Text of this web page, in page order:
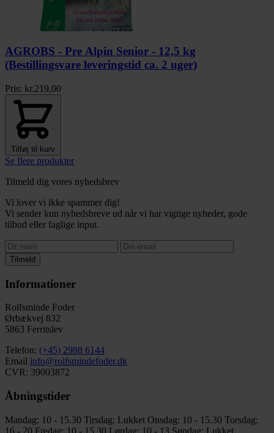
AGROBS - Pre Alpin Senior - 12,5 kg
(Bestillingsvare leveringstid ca. 2 uger)
Pris: kr.219,00
Tilføj til kurv
Se flere produkter
Tilmeld dig vores nyhedsbrev
Vi lover vi ikke spammer dig!
Vi sender kun nyhedsbreve ud når vi har vigtige nyheder, gode
tilbud eller faglige input.
Tilmeld
Informationer
Rolfsminde Foder
Ørbækvej 832
5863 Ferritslev
Telefon: (+45) 2988 6144
Email info@rolfsmindefoder.dk
CVR: 39003872
Åbningstider
Mandag: 10 - 15.30 Tirsdag: Lukket Onsdag: 10 - 15.30 Torsdag:
16 - 20 Fredag: 10 - 15.30 Lørdag: 10 - 13 Søndag: Lukket